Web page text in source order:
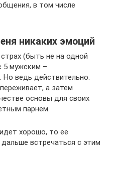
в том числе
никаких эмоций
(быть не на одной
5 мужским –
ведь действительно.
а затем
основы для своих
парнем.
хорошо, то ее
встречаться с этим